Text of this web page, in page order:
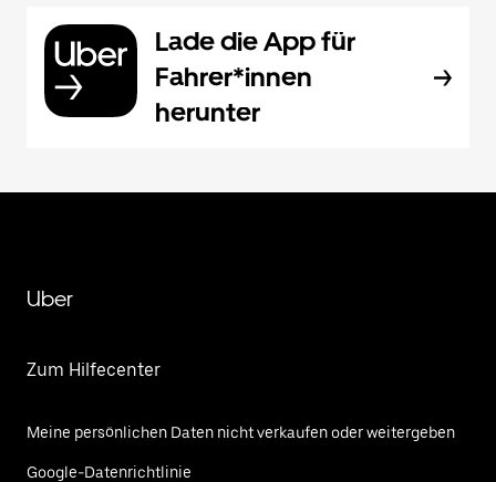
Lade die App für
Fahrer*innen
herunter
Uber
Zum Hilfecenter
Meine persönlichen Daten nicht verkaufen oder weitergeben
Google-Datenrichtlinie